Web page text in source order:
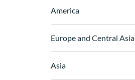
America
Europe and Central Asia
Asia